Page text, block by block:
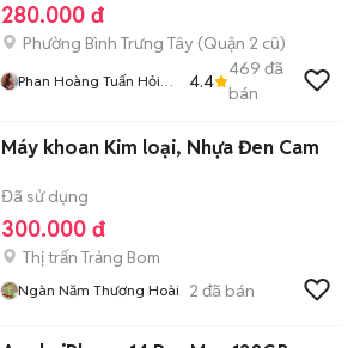
280.000 đ
Phường Bình Trưng Tây (Quận 2 cũ)
Phan Hoàng Tuấn Hỏi
4.4
469 đã
bán
Máy khoan Kim loại, Nhựa Đen Cam
Đã sử dụng
300.000 đ
Thị trấn Trảng Bom
Ngàn Năm Thương Hoài 2 đã bán